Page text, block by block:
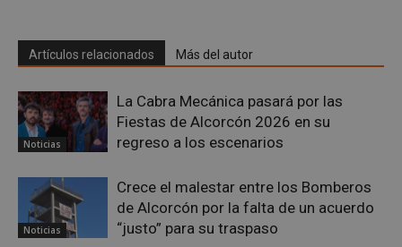
Artículos relacionados Más del autor
Noticias
La Cabra Mecánica pasará por las
Fiestas de Alcorcón 2026 en su
regreso a los escenarios
Noticias
Crece el malestar entre los Bomberos
de Alcorcón por la falta de un acuerdo
“justo” para su traspaso
sp_landing
Spotify Inc.
.spotify.com
23 horas 59